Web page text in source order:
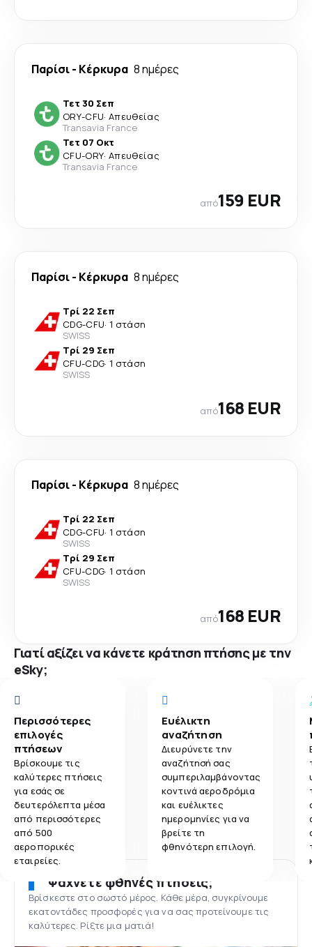
Παρίσι- Κέρκυρα 8 ημέρες
Τετ 30 Σεπ
ORY-CFU· Απευθείας
Transavia France
Τετ 07 Οκτ
CFU-ORY· Απευθείας
Transavia France
από159 EUR
Παρίσι- Κέρκυρα 8 ημέρες
Τρί 22 Σεπ
CDG-CFU· 1 στάση
SWISS
Τρί 29 Σεπ
CFU-CDG· 1 στάση
SWISS
από168 EUR
Παρίσι- Κέρκυρα 8 ημέρες
Τρί 22 Σεπ
CDG-CFU· 1 στάση
SWISS
Τρί 29 Σεπ
CFU-CDG· 1 στάση
SWISS
από168 EUR
Γιατί αξίζει να κάνετε κράτηση πτήσης με την
eSky;
Περισσότερες
επιλογές
πτήσεων
Βρίσκουμε τις
καλύτερες πτήσεις
για εσάς σε
δευτερόλεπτα μέσα
από περισσότερες
από 500
αεροπορικές
εταιρείες.
Ευέλικτη
αναζήτηση
Διευρύνετε την
αναζήτησή σας
συμπεριλαμβάνοντας
κοντινά αεροδρόμια
και ευέλικτες
ημερομηνίες για να
βρείτε τη
φθηνότερη επιλογή.
Ψάχνετε φθηνές πτήσεις;
Βρίσκεστε στο σωστό μέρος. Κάθε μέρα, συγκρίνουμε
εκατοντάδες προσφορές για να σας προτείνουμε τις
καλύτερες. Ρίξτε μια ματιά!